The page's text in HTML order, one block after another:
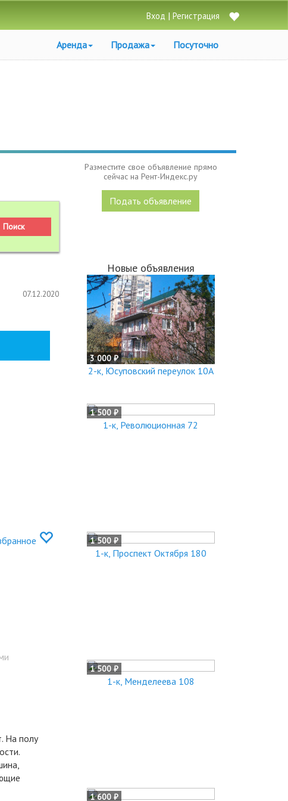
Вход | Регистрация
Аренда Продажа Посуточно
07.12.2020
На полу
Разместите свое объявление прямо
сейчас на Рент-Индекс.ру
Подать объявление
Новые объявления
3 000 ₽
2-к, Юсуповский переулок 10А
1 500 ₽
1-к, Революционная 72
1 500 ₽
1-к, Проспект Октября 180
1 500 ₽
1-к, Менделеева 108
1 600 ₽